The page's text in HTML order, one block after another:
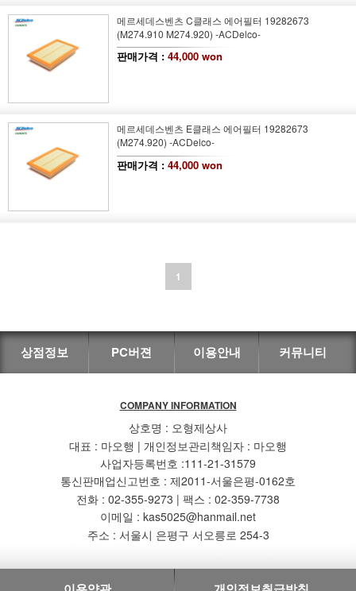
메르세데스벤츠 C클래스 에어필터 19282673
(M274.910 M274.920) -ACDelco-
판매가격 : 44,000 won
메르세데스벤츠 E클래스 에어필터 19282673
(M274.920) -ACDelco-
판매가격 : 44,000 won
1
상점정보 PC버젼 이용안내 커뮤니티
COMPANY INFORMATION
상호명 : 오형제상사
대표 : 마오행 | 개인정보관리책임자 : 마오행
사업자등록번호 :111-21-31579
통신판매업신고번호 : 제2011-서울은평-0162호
전화 : 02-355-9273 | 팩스 : 02-359-7738
이메일 : kas5025@hanmail.net
주소 : 서울시 은평구 서오릉로 254-3